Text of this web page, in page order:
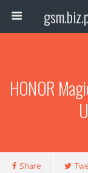
HONOR
Share